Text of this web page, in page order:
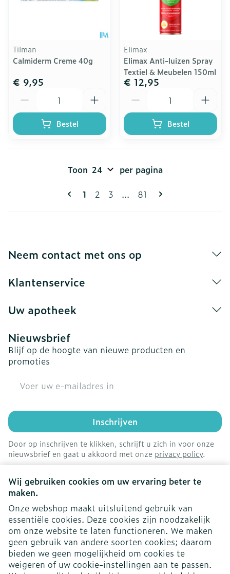
Wij gebruiken cookies om uw ervaring beter te
maken.
Onze webshop maakt uitsluitend gebruik van
essentiële cookies. Deze cookies zijn noodzakelijk
om onze website te laten functioneren. We maken
geen gebruik van andere soorten cookies; daarom
bieden we geen mogelijkheid om cookies te
weigeren of uw cookie-instellingen aan te passen.
Tilman
Calmiderm Creme 40g
€ 9,95
Bestel
Elimax
Elimax Anti-luizen Spray
Textiel & Meubelen 150ml
€ 12,95
Bestel
Pagina's
U lees momenteel pagina
1 Pagina
2 Pagina
3 ... Pagina
81
Toon per pagina
Neem contact met ons op
Klantenservice
Uw apotheek
Nieuwsbrief
Blijf op de hoogte van nieuwe producten en
promoties
Inschrijven
Door op inschrijven te klikken, schrijft u zich in voor onze
nieuwsbrief en gaat u akkoord met onze privacy policy.
Juridische links